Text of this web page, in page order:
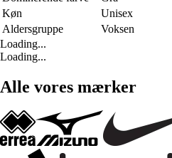
Køn
Unisex
Aldersgruppe
Voksen
Loading...
Loading...
Alle vores mærker